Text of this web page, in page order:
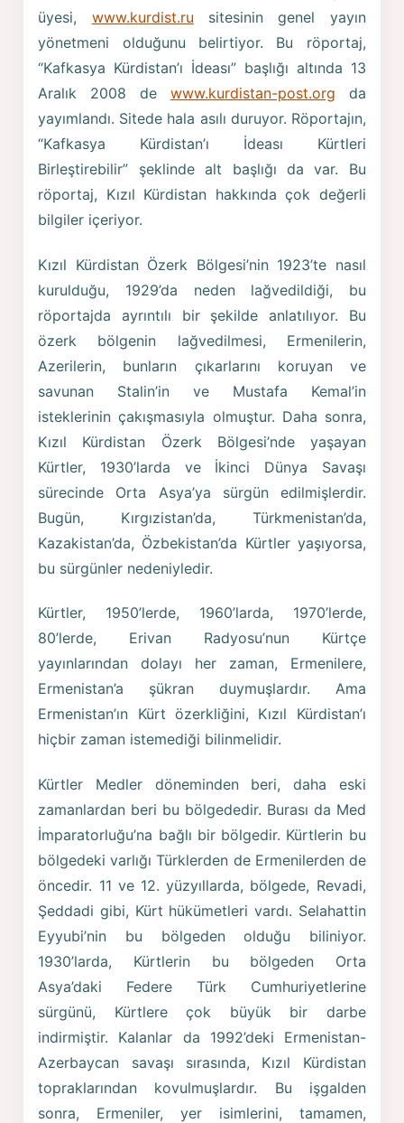
üyesi, www.kurdist.ru sitesinin genel yayın
yönetmeni olduğunu belirtiyor. Bu röportaj,
“Kafkasya Kürdistan’ı İdeası” başlığı altında 13
Aralık 2008 de www.kurdistan-post.org da
yayımlandı. Sitede hala asılı duruyor. Röportajın,
“Kafkasya Kürdistan’ı İdeası Kürtleri
Birleştirebilir” şeklinde alt başlığı da var. Bu
röportaj, Kızıl Kürdistan hakkında çok değerli
bilgiler içeriyor.
Kızıl Kürdistan Özerk Bölgesi’nin 1923’te nasıl
kurulduğu, 1929’da neden lağvedildiği, bu
röportajda ayrıntılı bir şekilde anlatılıyor. Bu
özerk bölgenin lağvedilmesi, Ermenilerin,
Azerilerin, bunların çıkarlarını koruyan ve
savunan Stalin’in ve Mustafa Kemal’in
isteklerinin çakışmasıyla olmuştur. Daha sonra,
Kızıl Kürdistan Özerk Bölgesi’nde yaşayan
Kürtler, 1930’larda ve İkinci Dünya Savaşı
sürecinde Orta Asya’ya sürgün edilmişlerdir.
Bugün, Kırgızistan’da, Türkmenistan’da,
Kazakistan’da, Özbekistan’da Kürtler yaşıyorsa,
bu sürgünler nedeniyledir.
Kürtler, 1950’lerde, 1960’larda, 1970’lerde,
80’lerde, Erivan Radyosu’nun Kürtçe
yayınlarından dolayı her zaman, Ermenilere,
Ermenistan’a şükran duymuşlardır. Ama
Ermenistan’ın Kürt özerkliğini, Kızıl Kürdistan’ı
hiçbir zaman istemediği bilinmelidir.
Kürtler Medler döneminden beri, daha eski
zamanlardan beri bu bölgededir. Burası da Med
İmparatorluğu’na bağlı bir bölgedir. Kürtlerin bu
bölgedeki varlığı Türklerden de Ermenilerden de
öncedir. 11 ve 12. yüzyıllarda, bölgede, Revadi,
Şeddadi gibi, Kürt hükümetleri vardı. Selahattin
Eyyubi’nin bu bölgeden olduğu biliniyor.
1930’larda, Kürtlerin bu bölgeden Orta
Asya’daki Federe Türk Cumhuriyetlerine
sürgünü, Kürtlere çok büyük bir darbe
indirmiştir. Kalanlar da 1992’deki Ermenistan-
Azerbaycan savaşı sırasında, Kızıl Kürdistan
topraklarından kovulmuşlardır. Bu işgalden
sonra, Ermeniler, yer isimlerini, tamamen,